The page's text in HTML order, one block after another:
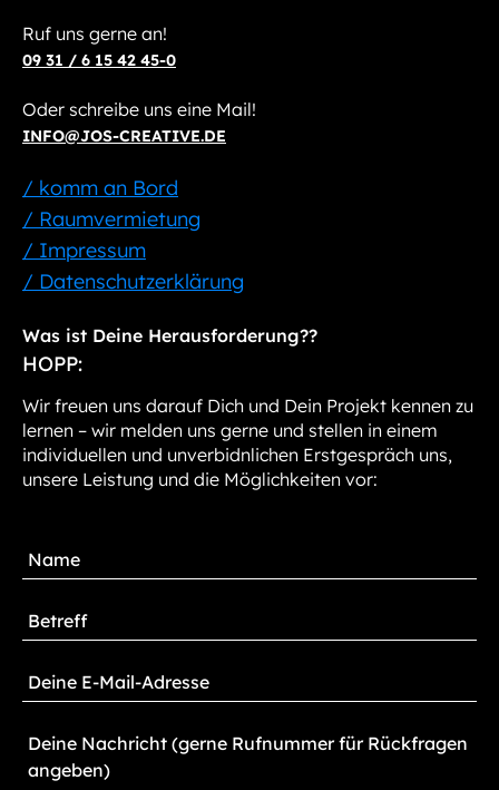
Ruf uns gerne an!
09 31 / 6 15 42 45-0
Oder schreibe uns eine Mail!
INFO@JOS-CREATIVE.DE
/ komm an Bord
/ Raumvermietung
/ Impressum
/ Datenschutzerklärung
Was ist Deine Herausforderung??
HOPP:
Wir freuen uns darauf Dich und Dein Projekt kennen zu
lernen – wir melden uns gerne und stellen in einem
individuellen und unverbidnlichen Erstgespräch uns,
unsere Leistung und die Möglichkeiten vor: